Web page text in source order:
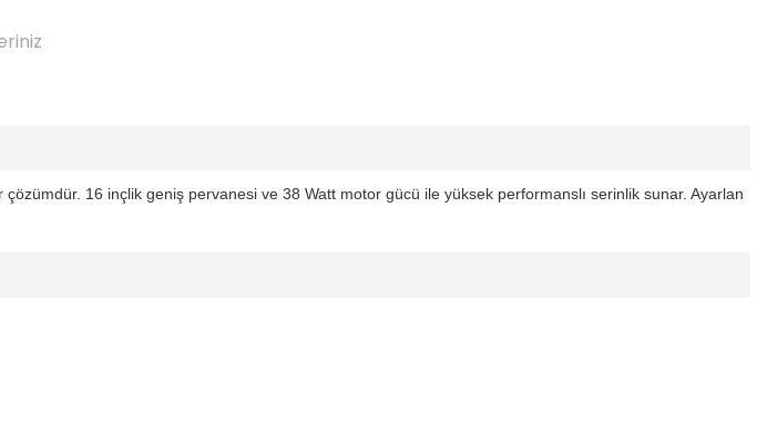
16 inçlik geniş pervanesi ve 38 Watt motor gücü ile yüksek performanslı serinlik sunar. Ayarlan